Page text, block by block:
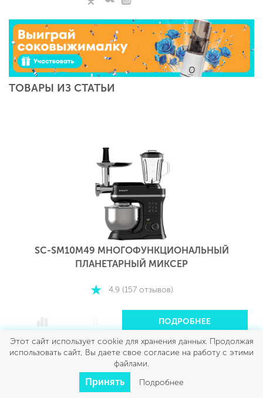
ТОВАРЫ ИЗ СТАТЬИ
SC-SM10M49 МНОГОФУНКЦИОНАЛЬНЫЙ
ПЛАНЕТАРНЫЙ МИКСЕР
4.9 (157 отзывов)
ПОДРОБНЕЕ
Этот сайт использует cookie для хранения данных. Продолжая
использовать сайт, Вы даете свое согласие на работу с этими
файлами.
Принять Подробнее